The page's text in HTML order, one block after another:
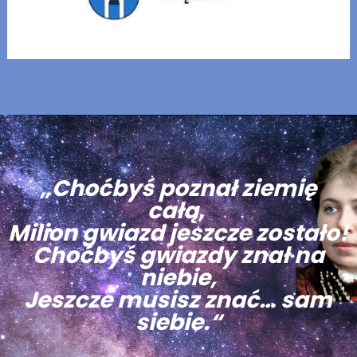
„Choćbyś poznał ziemię
całą,
Milion gwiazd jeszcze zostało!
Choćbyś gwiazdy znał na
niebie,
Jeszcze musisz znać… sam
siebie.“